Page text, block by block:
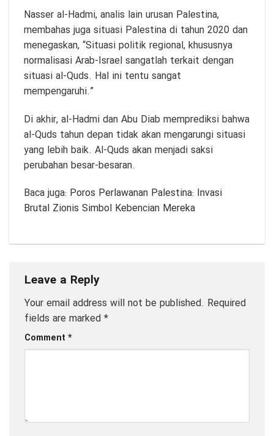
Nasser al-Hadmi, analis lain urusan Palestina,
membahas juga situasi Palestina di tahun 2020 dan
menegaskan, “Situasi politik regional, khususnya
normalisasi Arab-Israel sangatlah terkait dengan
situasi al-Quds. Hal ini tentu sangat
mempengaruhi.”
Di akhir, al-Hadmi dan Abu Diab memprediksi bahwa
al-Quds tahun depan tidak akan mengarungi situasi
yang lebih baik. Al-Quds akan menjadi saksi
perubahan besar-besaran.
Baca juga: Poros Perlawanan Palestina: Invasi
Brutal Zionis Simbol Kebencian Mereka
Leave a Reply
Your email address will not be published. Required
fields are marked *
Comment *